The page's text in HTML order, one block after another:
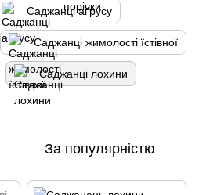
Саджанці аґрусу
Саджанці жимолості їстівної
Саджанці лохини
За популярністю